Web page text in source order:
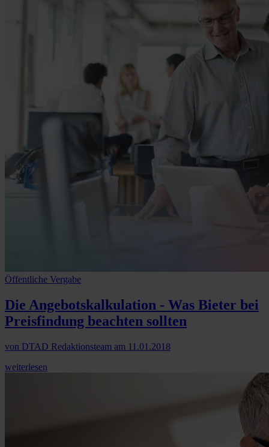
Öffentliche Vergabe
Die Angebotskalkulation - Was Bieter bei
Preisfindung beachten sollten
von DTAD Redaktionsteam am 11.01.2018
weiterlesen